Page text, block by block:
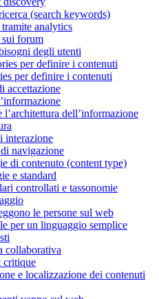
(search keywords)
analytics
forum
degli utenti
per definire i contenuti
per definire i contenuti
accettazione
dell’informazione
interazione
navigazione
di contenuto (content type)
e standard
controllati e tassonomie
le persone sul web
per un linguaggio semplice
collaborativa
critique
e localizzazione dei contenuti